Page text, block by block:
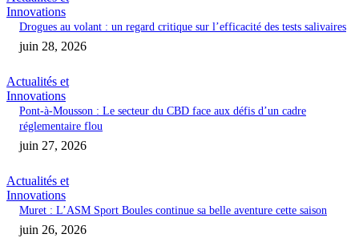
Innovations
Drogues au volant : un regard critique sur l’efficacité des tests salivaires
juin 28, 2026
Actualités et
Innovations
Pont-à-Mousson : Le secteur du CBD face aux défis d’un cadre
réglementaire flou
juin 27, 2026
Actualités et
Innovations
Muret : L’ASM Sport Boules continue sa belle aventure cette saison
juin 26, 2026